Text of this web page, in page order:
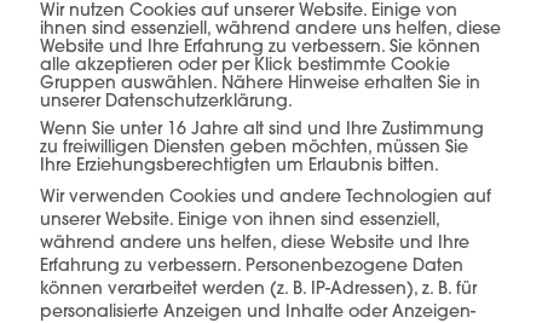
mehr erfahren
Diese Produkte könnten Sie auch
interessieren
Wir nutzen Cookies auf unserer Website. Einige von
ihnen sind essenziell, während andere uns helfen, diese
Website und Ihre Erfahrung zu verbessern. Sie können
alle akzeptieren oder per Klick bestimmte Cookie
Gruppen auswählen. Nähere Hinweise erhalten Sie in
unserer Datenschutzerklärung.
Wenn Sie unter 16 Jahre alt sind und Ihre Zustimmung
zu freiwilligen Diensten geben möchten, müssen Sie
Ihre Erziehungsberechtigten um Erlaubnis bitten.
Wir verwenden Cookies und andere Technologien auf
unserer Website. Einige von ihnen sind essenziell,
während andere uns helfen, diese Website und Ihre
Erfahrung zu verbessern. Personenbezogene Daten
können verarbeitet werden (z. B. IP-Adressen), z. B. für
personalisierte Anzeigen und Inhalte oder Anzeigen-